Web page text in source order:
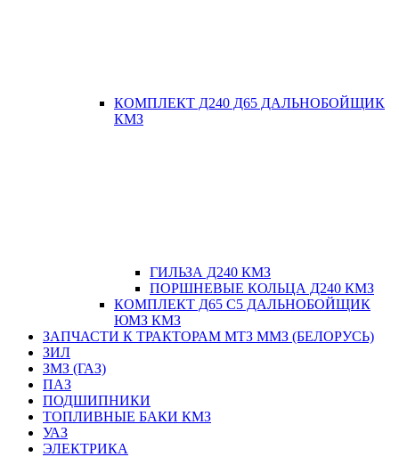
КОМПЛЕКТ Д240 Д65 ДАЛЬНОБОЙЩИК
КМЗ
ГИЛЬЗА Д240 КМЗ
ПОРШНЕВЫЕ КОЛЬЦА Д240 КМЗ
КОМПЛЕКТ Д65 С5 ДАЛЬНОБОЙЩИК
ЮМЗ КМЗ
ЗАПЧАСТИ К ТРАКТОРАМ МТЗ ММЗ (БЕЛОРУСЬ)
ЗИЛ
ЗМЗ (ГАЗ)
ПАЗ
ПОДШИПНИКИ
ТОПЛИВНЫЕ БАКИ КМЗ
УАЗ
ЭЛЕКТРИКА